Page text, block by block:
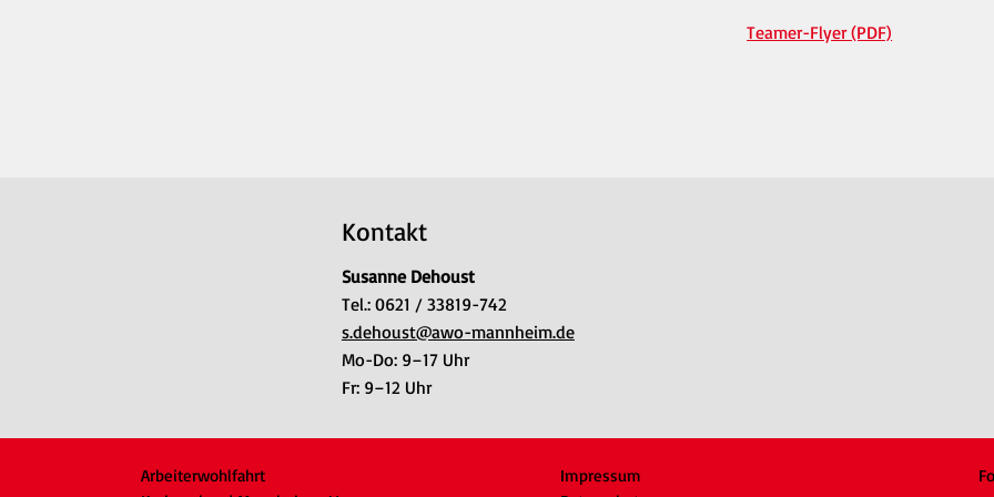
Kontakt
Susanne Dehoust
Tel.: 0621 / 33819-742
s.dehoust@awo-mannheim.de
Mo-Do: 9–17 Uhr
Fr: 9–12 Uhr
Teamer-Flyer (PDF)
Arbeiterwohlfahrt
Impressum